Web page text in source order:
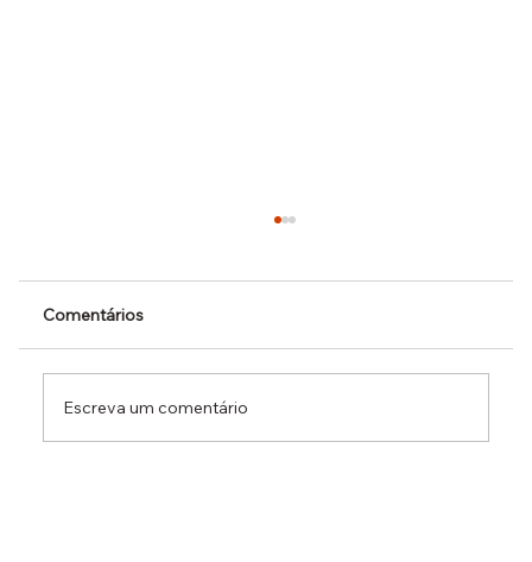
Comentários
Escreva um comentário